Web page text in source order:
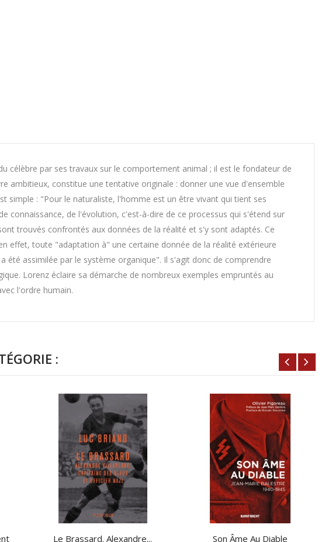
célèbre par ses travaux sur le comportement animal ; il est le fondateur de
ambitieux, constitue une tentative originale : donner une vue d'ensemble
simple : "Pour le naturaliste, l'homme est un être vivant qui tient ses
connaissance, de l'évolution, c'est-à-dire de ce processus qui s'étend sur
trouvés confrontés aux données de la réalité et s'y sont adaptés. Ce
effet, toute "adaptation à" une certaine donnée de la réalité extérieure
assimilée par le système organique". Il s'agit donc de comprendre
Lorenz éclaire sa démarche de nombreux exemples empruntés au
l'ordre humain.
:
Le Brassard. Alexandre... Son Âme Au Diable